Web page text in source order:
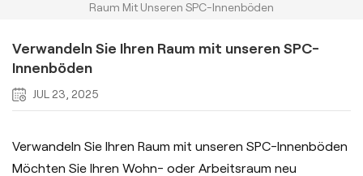
Raum Mit Unseren SPC-Innenböden
Verwandeln Sie Ihren Raum mit unseren SPC-
Innenböden
JUL 23, 2025
Verwandeln Sie Ihren Raum mit unseren SPC-Innenböden
Möchten Sie Ihren Wohn- oder Arbeitsraum neu